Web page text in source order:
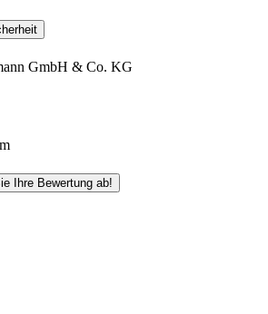
GmbH & Co. KG
Ihre Bewertung ab!